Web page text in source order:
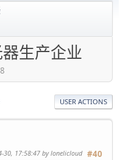
生产企业
USER ACTIONS
#40
30, 17:58:47 by lonelicloud